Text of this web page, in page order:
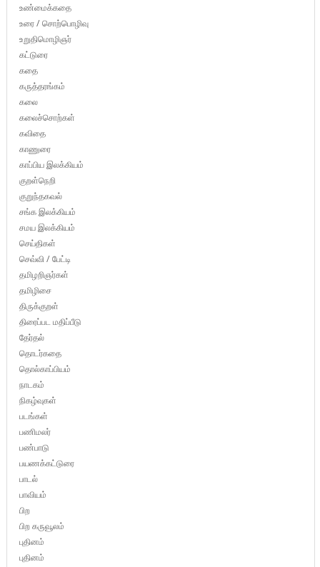
உண்மைக்கதை
உரை / சொற்பொழிவு
உறுதிமொழிஞர்
கட்டுரை
கதை
கருத்தரங்கம்
கலை
கலைச்சொற்கள்
கவிதை
காணுரை
காப்பிய இலக்கியம்
குறள்நெறி
குறுந்தகவல்
சங்க இலக்கியம்
சமய இலக்கியம்
செய்திகள்
செவ்வி / பேட்டி
தமிழறிஞர்கள்
தமிழிசை
திருக்குறள்
திரைப்பட மதிப்பீடு
தேர்தல்
தொடர்கதை
தொல்காப்பியம்
நாடகம்
நிகழ்வுகள்
படங்கள்
பணிமலர்
பண்பாடு
பயணக்கட்டுரை
பாடல்
பாவியம்
பிற
பிற கருவூலம்
புதினம்
புதினம்